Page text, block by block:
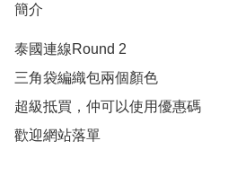
簡介
泰國連線Round 2
三角袋編織包兩個顏色
超級抵買，仲可以使用優惠碼
歡迎網站落單